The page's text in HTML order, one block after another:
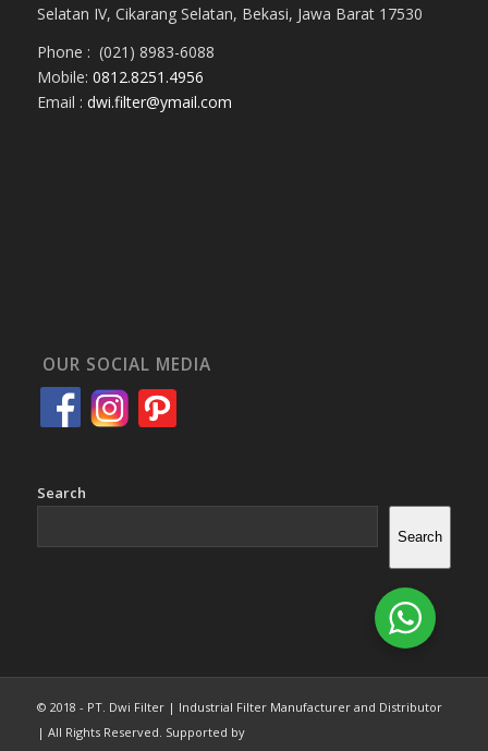
Selatan IV, Cikarang Selatan, Bekasi, Jawa Barat 17530
Phone : (021) 8983-6088
Mobile: 0812.8251.4956
Email : dwi.filter@ymail.com
OUR SOCIAL MEDIA
Search
Search
© 2018 - PT. Dwi Filter | Industrial Filter Manufacturer and Distributor
| All Rights Reserved. Supported by